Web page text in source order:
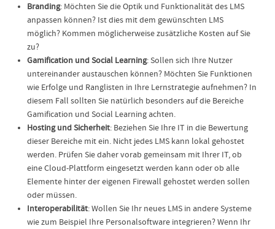
Branding: Möchten Sie die Optik und Funktionalität des LMS
anpassen können? Ist dies mit dem gewünschten LMS
möglich? Kommen möglicherweise zusätzliche Kosten auf Sie
zu?
Gamification und Social Learning: Sollen sich Ihre Nutzer
untereinander austauschen können? Möchten Sie Funktionen
wie Erfolge und Ranglisten in Ihre Lernstrategie aufnehmen? In
diesem Fall sollten Sie natürlich besonders auf die Bereiche
Gamification und Social Learning achten.
Hosting und Sicherheit: Beziehen Sie Ihre IT in die Bewertung
dieser Bereiche mit ein. Nicht jedes LMS kann lokal gehostet
werden. Prüfen Sie daher vorab gemeinsam mit Ihrer IT, ob
eine Cloud-Plattform eingesetzt werden kann oder ob alle
Elemente hinter der eigenen Firewall gehostet werden sollen
oder müssen.
Interoperabilität: Wollen Sie Ihr neues LMS in andere Systeme
wie zum Beispiel Ihre Personalsoftware integrieren? Wenn Ihr